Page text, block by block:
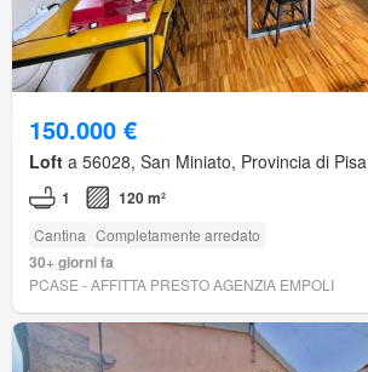
150.000 €
Loft a 56028, San Miniato, Provincia di Pisa
1 120 m²
Cantina Completamente arredato
30+ giorni fa
PCASE - AFFITTA PRESTO AGENZIA EMPOLI